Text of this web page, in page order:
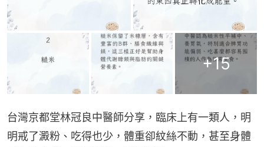
+15
台灣京都堂林冠良中醫師分享，臨床上有一類人，明
明戒了澱粉、吃得也少，體重卻紋絲不動，甚至身體